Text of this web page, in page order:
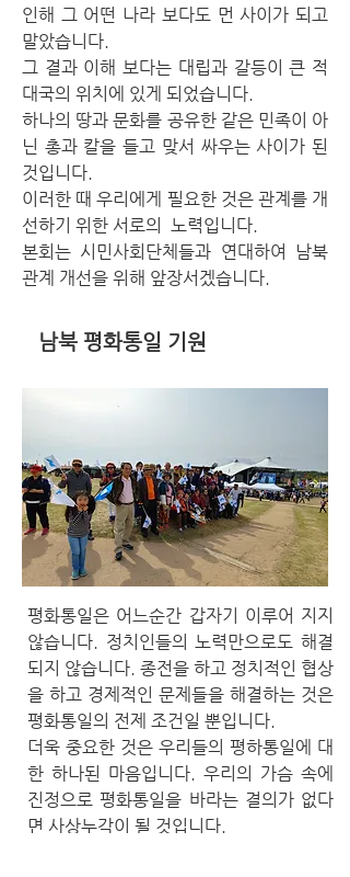
인해 그 어떤 나라 보다도 먼 사이가 되고
말았습니다.
그 결과 이해 보다는 대립과 갈등이 큰 적
대국의 위치에 있게 되었습니다.
하나의 땅과 문화를 공유한 같은 민족이 아
닌 총과 칼을 들고 맞서 싸우는 사이가 된
것입니다.
이러한 때 우리에게 필요한 것은 관계를 개
선하기 위한 서로의 노력입니다.
본회는 시민사회단체들과 연대하여 남북
관계 개선을 위해 앞장서겠습니다.
남북 평화통일 기원
평화통일은 어느순간 갑자기 이루어 지지
않습니다. 정치인들의 노력만으로도 해결
되지 않습니다. 종전을 하고 정치적인 협상
을 하고 경제적인 문제들을 해결하는 것은
평화통일의 전제 조건일 뿐입니다.
더욱 중요한 것은 우리들의 평하통일에 대
한 하나된 마음입니다. 우리의 가슴 속에
진정으로 평화통일을 바라는 결의가 없다
면 사상누각이 될 것입니다.